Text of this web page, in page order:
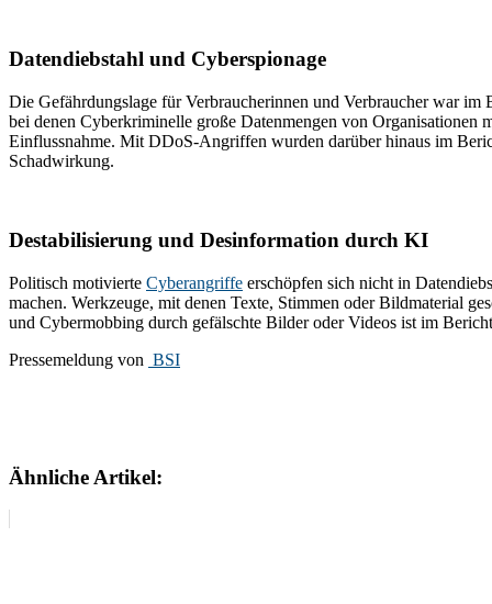
Datendiebstahl und Cyberspionage
Die Gefährdungslage für Verbraucherinnen und Verbraucher war
bei denen Cyberkriminelle große Datenmengen von
Einflussnahme. Mit DDoS-Angriffen wurden darüber hinaus im
Schadwirkung.
Destabilisierung und Desinformation durch KI
Politisch motivierte Cyberangriffe erschöpfen sich nicht in
machen. Werkzeuge, mit denen Texte, Stimmen oder Bildmaterial
und Cybermobbing durch gefälschte Bilder oder Videos ist im
Pressemeldung von BSI
Ähnliche Artikel: